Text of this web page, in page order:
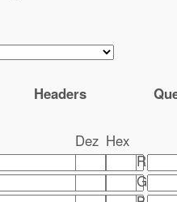
Headers
Dez Hex
R
G